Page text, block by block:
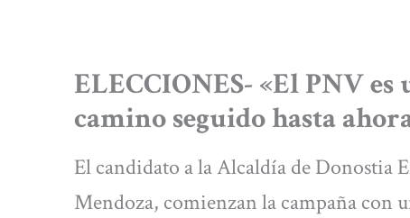
ELECCIONES- «El PNV
camino seguido hasta
El candidato a la Alcaldía de Donostia
Mendoza, comienzan la campaña con